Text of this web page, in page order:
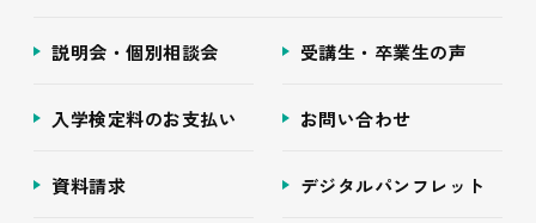
説明会・個別相談会 受講生・卒業生の声
入学検定料のお支払い お問い合わせ
資料請求 デジタルパンフレット